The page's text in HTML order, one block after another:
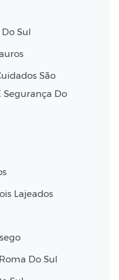
Sul
São
Segurança Do
Lajeados
Do Sul